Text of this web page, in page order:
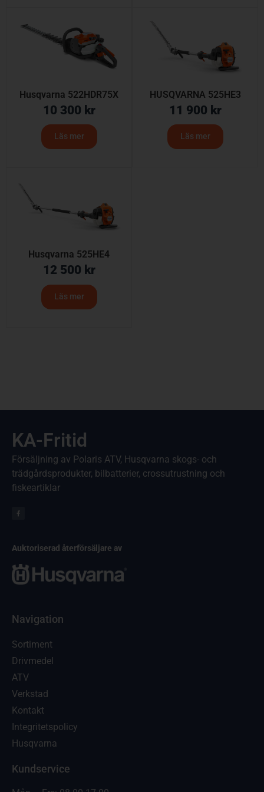
Husqvarna 522HDR75X
10 300 kr
Läs mer
HUSQVARNA 525HE3
11 900 kr
Läs mer
Husqvarna 525HE4
12 500 kr
Läs mer
KA-Fritid
Försäljning av Polaris ATV, Husqvarna skogs- och
trädgårdsprodukter, bilbatterier, crossutrustning och
fiskeartiklar
Auktoriserad återförsäljare av
Navigation
Sortiment
Drivmedel
ATV
Verkstad
Kontakt
Integritetspolicy
Husqvarna
Kundservice